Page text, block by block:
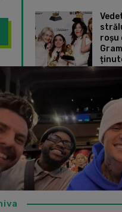
roșu
„La Casa de